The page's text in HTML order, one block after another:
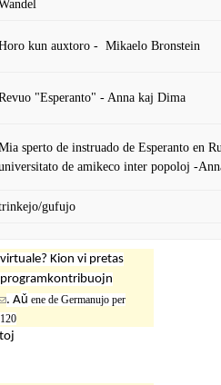
kun auxtoro - Mikaelo Bronstein
"Esperanto" - Anna kaj Dima
sperto de instruado de Esperanto en
de amikeco inter popoloj -
gufujo
Kion vi pretas
sends e-mail)
. Aǔ ene de Germanujo per